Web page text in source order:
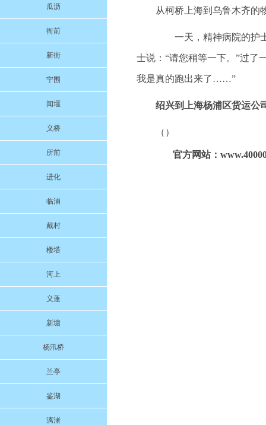
瓜沥
衙前
新街
宁围
闻堰
义桥
所前
进化
临浦
戴村
楼塔
河上
义蓬
新塘
杨汛桥
兰亭
鉴湖
漓渚
从柯桥上海到乌鲁木齐的
一天，精神病院的护士
士说：“请您稍等一下。”过了
我是真的跑出来了……”
绍兴到上海杨浦区货运公
（）
官方网站：